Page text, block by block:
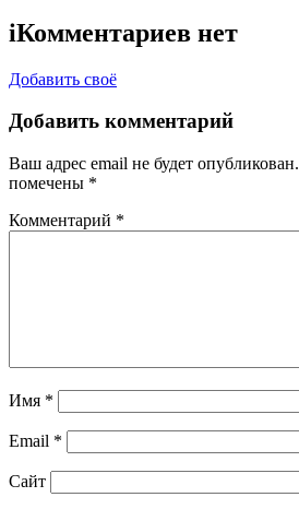
iКомментариев нет
Добавить своё
Добавить комментарий
Ваш адрес email не будет опубликован.
помечены *
Комментарий *
Имя *
Email *
Сайт